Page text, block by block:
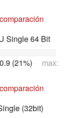
Single 64 Bit
0.9 (21%) max:
(32bit)